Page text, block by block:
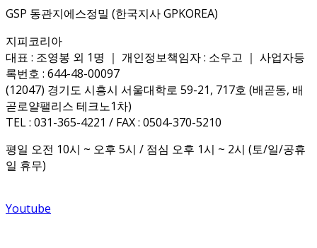
GSP 동관지에스정밀 (한국지사 GPKOREA)
지피코리아
대표 : 조영봉 외 1명 ｜ 개인정보책임자 : 소우고 ｜ 사업자등
록번호 : 644-48-00097
(12047) 경기도 시흥시 서울대학로 59-21, 717호 (배곧동, 배
곧로얄팰리스 테크노1차)
TEL : 031-365-4221 / FAX : 0504-370-5210
평일 오전 10시 ~ 오후 5시 / 점심 오후 1시 ~ 2시 (토/일/공휴
일 휴무)
Youtube